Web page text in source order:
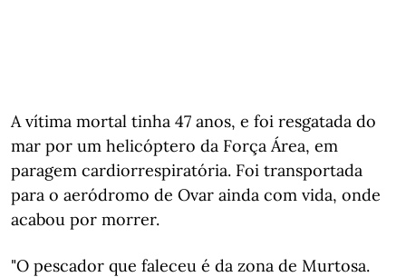
A vítima mortal tinha 47 anos, e foi resgatada do
mar por um helicóptero da Força Área, em
paragem cardiorrespiratória. Foi transportada
para o aeródromo de Ovar ainda com vida, onde
acabou por morrer.
"O pescador que faleceu é da zona de Murtosa.